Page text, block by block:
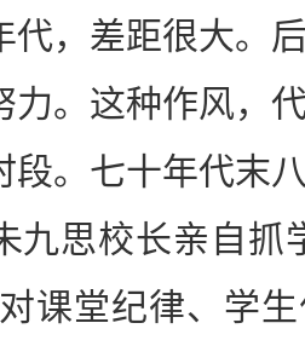
代，差距很大。
力。这种作风，
段。七十年代末
九思校长亲自抓
课堂纪律、学